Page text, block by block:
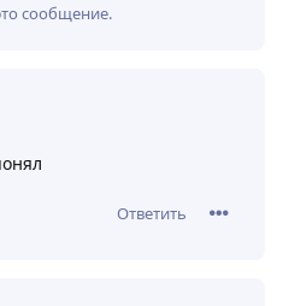
сообщение.
Ответить